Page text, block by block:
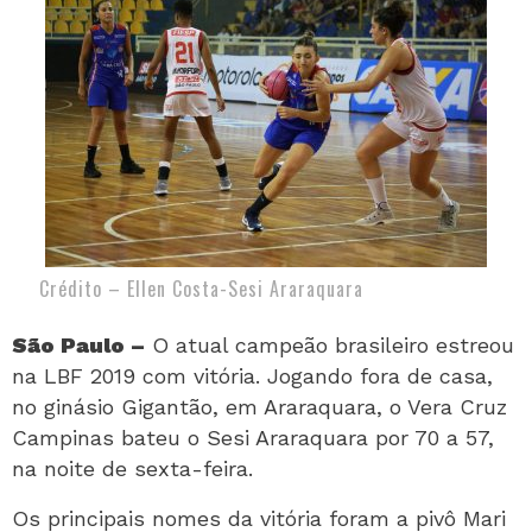
Crédito – Ellen Costa-Sesi Araraquara
São Paulo – O atual campeão brasileiro estreou
na LBF 2019 com vitória. Jogando fora de casa,
no ginásio Gigantão, em Araraquara, o Vera Cruz
Campinas bateu o Sesi Araraquara por 70 a 57,
na noite de sexta-feira.
Os principais nomes da vitória foram a pivô Mari